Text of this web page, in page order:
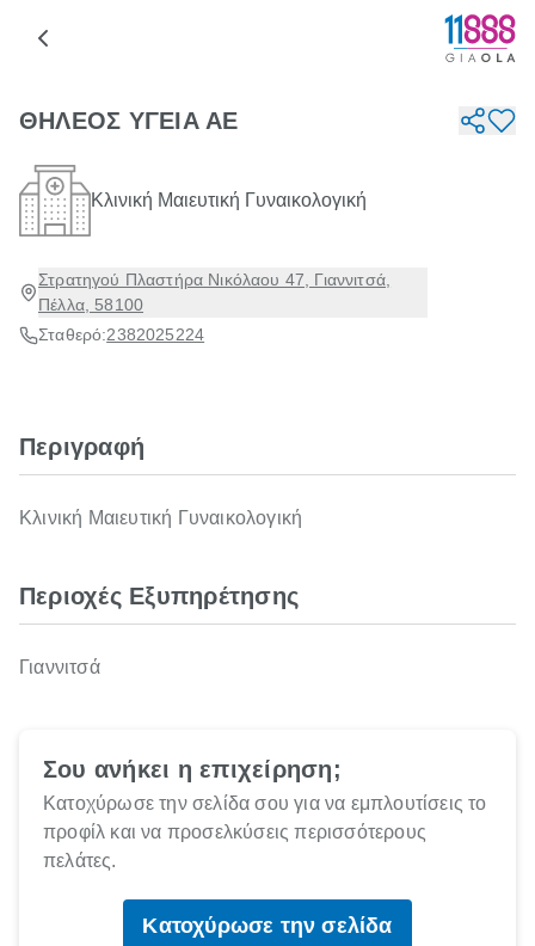
ΘΗΛΕΟΣ ΥΓΕΙΑ ΑΕ
Κλινική Μαιευτική Γυναικολογική
Στρατηγού Πλαστήρα Νικόλαου 47, Γιαννιτσά,
Πέλλα, 58100
Σταθερό:2382025224
Περιγραφή
Κλινική Μαιευτική Γυναικολογική
Περιοχές Εξυπηρέτησης
Γιαννιτσά
Σου ανήκει η επιχείρηση;
Κατοχύρωσε την σελίδα σου για να εμπλουτίσεις το
προφίλ και να προσελκύσεις περισσότερους
πελάτες.
Κατοχύρωσε την σελίδα